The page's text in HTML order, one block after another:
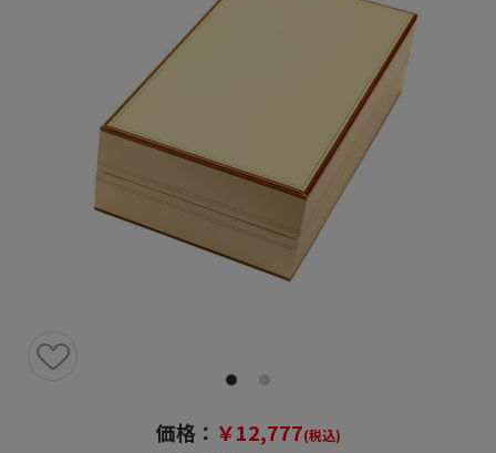
価格： ￥12,777(税込)